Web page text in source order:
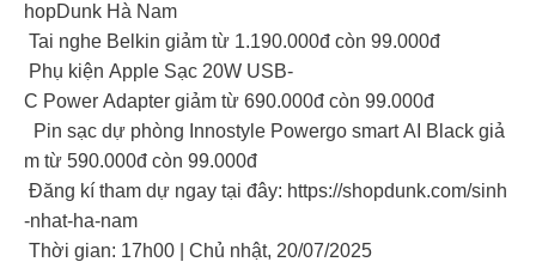
hopDunk Hà Nam
Tai nghe Belkin giảm từ 1.190.000đ còn 99.000đ
Phụ kiện Apple Sạc 20W USB-
C Power Adapter giảm từ 690.000đ còn 99.000đ
Pin sạc dự phòng Innostyle Powergo smart AI Black giả
m từ 590.000đ còn 99.000đ
Đăng kí tham dự ngay tại đây: https://shopdunk.com/sinh
-nhat-ha-nam
Thời gian: 17h00 | Chủ nhật, 20/07/2025